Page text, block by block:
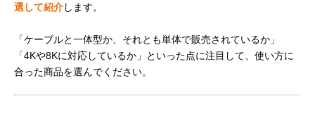
選して紹介します。
「ケーブルと一体型か、それとも単体で販売されているか」
「4Kや8Kに対応しているか」といった点に注目して、使い方に
合った商品を選んでください。